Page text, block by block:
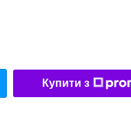
Купити з